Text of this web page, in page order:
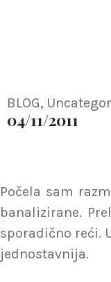
BLOG,
04/11/2011
Počela sam
banalizirane.
sporadično reći.
jednostavnija.